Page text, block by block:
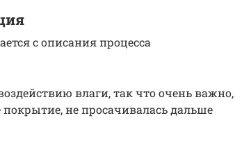
с описания процесса
влаги, так что очень важно,
не просачивалась дальше